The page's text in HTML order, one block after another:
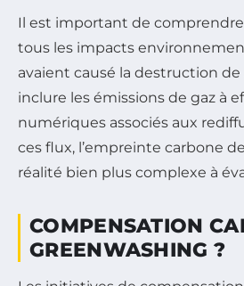
Il est important de
tous les impacts
avaient causé la destruction
inclure les émissions de gaz à
numériques associés aux
ces flux, l’empreinte carbone
réalité bien plus complexe à
COMPENSATION
GREENWASHING ?